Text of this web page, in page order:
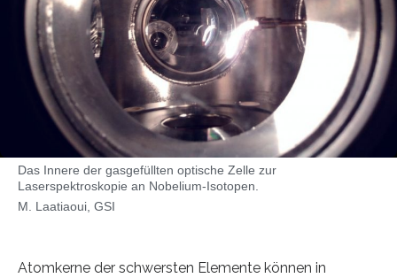
Das Innere der gasgefüllten optische Zelle zur
Laserspektroskopie an Nobelium-Isotopen.
M. Laatiaoui, GSI
Atomkerne der schwersten Elemente können in